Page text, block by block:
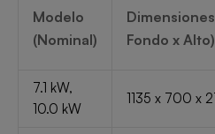
Modelo
(Nominal)
Fondo x
7.1 kW,
10.0 kW
1135 x 700 x